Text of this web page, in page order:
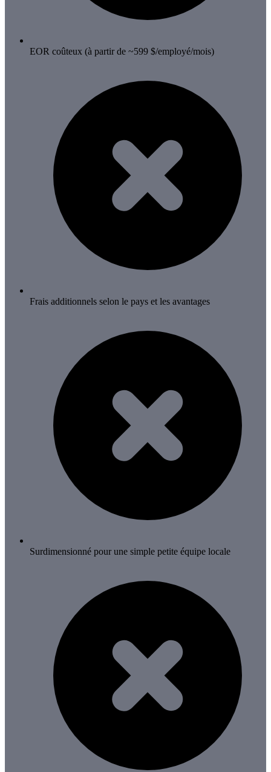
EOR coûteux (à partir de ~599 $/employé/mois)
Frais additionnels selon le pays et les avantages
Surdimensionné pour une simple petite équipe locale